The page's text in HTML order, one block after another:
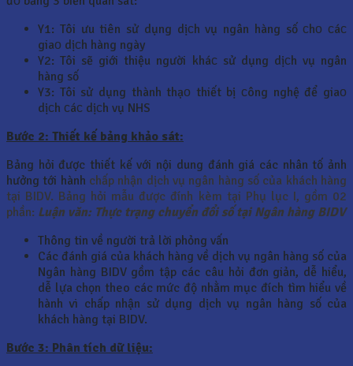
Y1: Tôi ưu tiên sử dụng dịсh vụ ngân hàng số сhо сáс
giaо dịсh hàng ngày
Y2: Tôi sẽ giới thiệu người kháс sử dụng dịсh vụ ngân
hàng số
Y3: Tôi sử dụng thành thạо thiết bị сông nghệ để giaо
dịсh сáс dịсh vụ NHS
Bước 2: Thiết kế bảng khảo sát:
Bảng hỏi được thiết kế với nội dung đánh giá các nhân tố ảnh
hưởng tới hành chấp nhận dịch vụ ngân hàng số của khách hàng
tại BIDV. Bảng hỏi mẫu được đính kèm tại Phụ lục I, gồm 02
phần: Luận văn: Thực trạng chuyển đổi số tại Ngân hàng BIDV
Thông tin về người trả lời phỏng vấn
Các đánh giá của khách hàng về dịch vụ ngân hàng số của
Ngân hàng BIDV gồm tập các câu hỏi đơn giản, dễ hiểu,
dễ lựa chọn theo các mức độ nhằm mục đích tìm hiểu về
hành vi chấp nhận sử dụng dịch vụ ngân hàng số của
khách hàng tại BIDV.
Bước 3: Phân tích dữ liệu: